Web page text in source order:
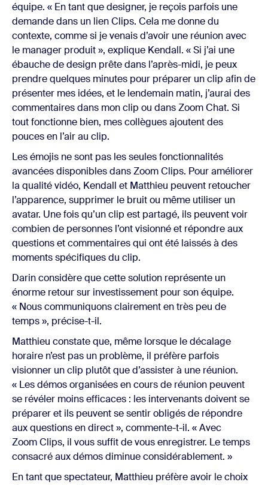
équipe. « En tant que designer, je reçois parfois une
demande dans un lien Clips. Cela me donne du
contexte, comme si je venais d’avoir une réunion avec
le manager produit », explique Kendall. « Si j’ai une
ébauche de design prête dans l’après-midi, je peux
prendre quelques minutes pour préparer un clip afin de
présenter mes idées, et le lendemain matin, j’aurai des
commentaires dans mon clip ou dans Zoom Chat. Si
tout fonctionne bien, mes collègues ajoutent des
pouces en l’air au clip.
Les émojis ne sont pas les seules fonctionnalités
avancées disponibles dans Zoom Clips. Pour améliorer
la qualité vidéo, Kendall et Matthieu peuvent retoucher
l’apparence, supprimer le bruit ou même utiliser un
avatar. Une fois qu’un clip est partagé, ils peuvent voir
combien de personnes l’ont visionné et répondre aux
questions et commentaires qui ont été laissés à des
moments spécifiques du clip.
Darin considère que cette solution représente un
énorme retour sur investissement pour son équipe.
« Nous communiquons clairement en très peu de
temps », précise-t-il.
Matthieu constate que, même lorsque le décalage
horaire n’est pas un problème, il préfère parfois
visionner un clip plutôt que d’assister à une réunion.
« Les démos organisées en cours de réunion peuvent
se révéler moins efficaces : les intervenants doivent se
préparer et ils peuvent se sentir obligés de répondre
aux questions en direct », commente-t-il. « Avec
Zoom Clips, il vous suffit de vous enregistrer. Le temps
consacré aux démos diminue considérablement. »
En tant que spectateur, Matthieu préfère avoir le choix